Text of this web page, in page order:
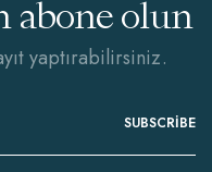
abone olun
yaptırabilirsiniz.
SUBSCRIBE